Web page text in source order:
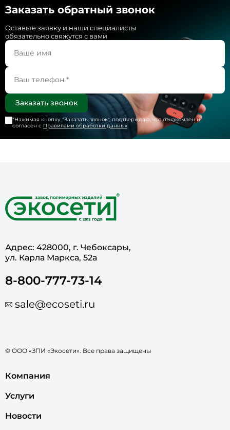
Заказать обратный звонок
Оставьте заявку и наши специалисты
обязательно свяжутся с вами
*Нажимая кнопку "Заказать звонок", подтверждаю, что ознакомлен и
согласен с Правилами обработки данных
Адрес: 428000, г. Чебоксары,
ул. Карла Маркса, 52а
8-800-777-73-14
sale@ecoseti.ru
© ООО «ЗПИ «Экосети». Все права защищены
Компания
Услуги
Новости